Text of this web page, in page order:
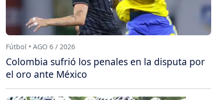
Fútbol • AGO 6 / 2026
Colombia sufrió los penales en la disputa por
el oro ante México